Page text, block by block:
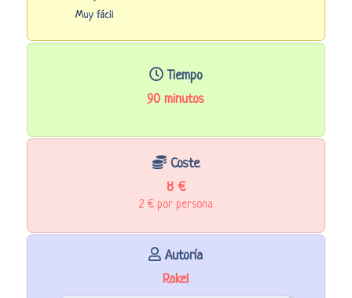
Tiempo
90 minutos
Coste
8 €
2 € por persona
Autoría
Rakel